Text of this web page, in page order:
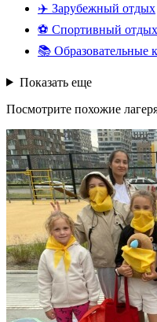
✈️ Зарубежный отдых
⚽ Спортивный отдых
📚 Образовательные
Показать еще
Посмотрите похожие